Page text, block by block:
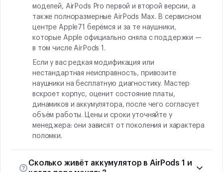
моделей, AirPods Pro первой и второй версии, а
также полноразмерные AirPods Max. В сервисном
центре Apple71 берёмся и за те наушники,
которые Apple официально сняла с поддержки —
в том числе AirPods 1.
Если у вас редкая модификация или
нестандартная неисправность, привозите
наушники на бесплатную диагностику. Мастер
вскроет корпус, оценит состояние платы,
динамиков и аккумулятора, после чего согласует
объём работы. Цены и сроки уточняйте у
менеджера: они зависят от поколения и характера
поломки.
Сколько живёт аккумулятор в AirPods 1 и